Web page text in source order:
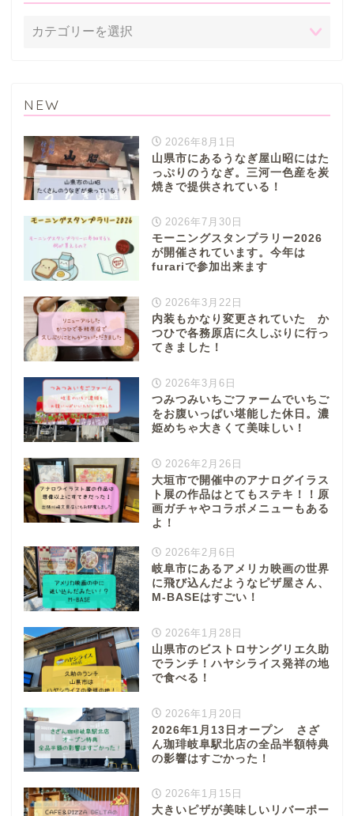
NEW
2026年8月1日
山県市にあるうなぎ屋山昭にはた
っぷりのうなぎ。三河一色産を炭
焼きで提供されている！
2026年7月30日
モーニングスタンプラリー2026
が開催されています。今年は
furariで参加出来ます
2026年3月22日
内装もかなり変更されていた か
つひで各務原店に久しぶりに行っ
てきました！
2026年3月6日
つみつみいちごファームでいちご
をお腹いっぱい堪能した休日。濃
姫めちゃ大きくて美味しい！
2026年2月26日
大垣市で開催中のアナログイラス
ト展の作品はとてもステキ！！原
画ガチャやコラボメニューもある
よ！
2026年2月6日
岐阜市にあるアメリカ映画の世界
に飛び込んだようなピザ屋さん、
M-BASEはすごい！
2026年1月28日
山県市のビストロサングリエ久助
でランチ！ハヤシライス発祥の地
で食べる！
2026年1月20日
2026年1月13日オープン さざ
ん珈琲岐阜駅北店の全品半額特典
の影響はすごかった！
2026年1月15日
大きいピザが美味しいリバーポー